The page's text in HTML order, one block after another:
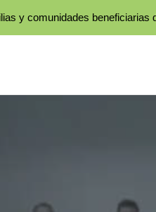
y comunidades beneficiarias